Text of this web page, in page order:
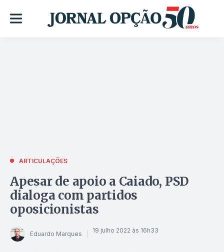
ARTICULAÇÕES
Apesar de apoio a Caiado, PSD
dialoga com partidos
oposicionistas
Eduardo Marques 19 julho 2022 às 16h33